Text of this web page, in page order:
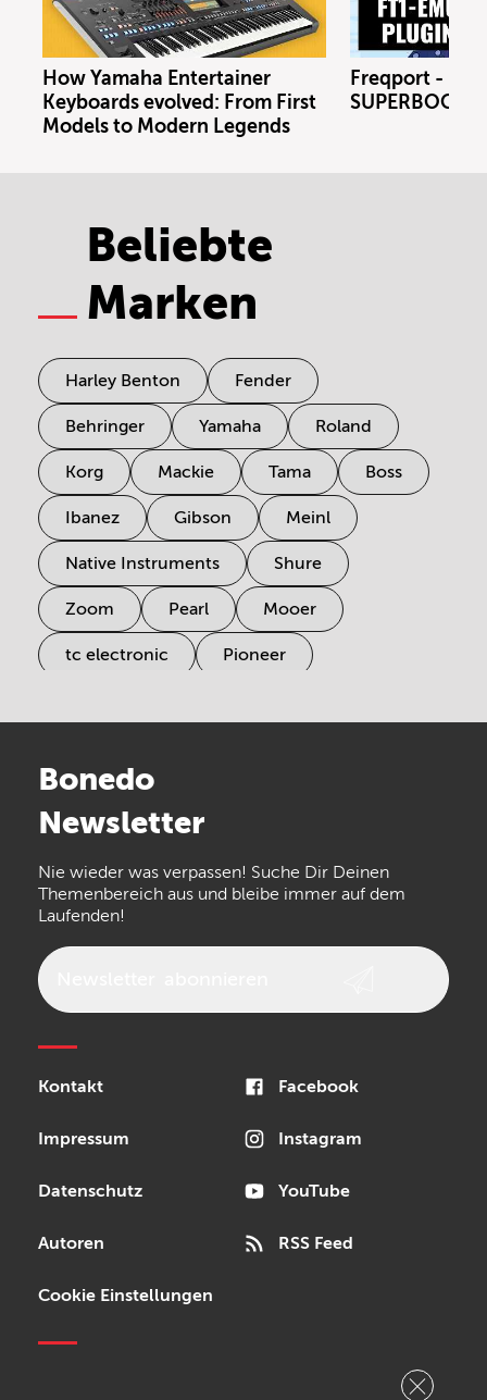
How Yamaha Entertainer
Keyboards evolved: From First
Models to Modern Legends
Freqport -
Beliebte
Marken
Harley Benton Fender
Behringer Yamaha Roland
Korg Mackie Tama Boss
Ibanez Gibson Meinl
Native Instruments Shure
Zoom Pearl Mooer
tc electronic Pioneer
Arturia
the t.bone
Walrus Audio Epiphone
Bonedo
Newsletter
Nie wieder was verpassen! Suche Dir Deinen
Themenbereich aus und bleibe immer auf dem
Laufenden!
Kontakt
Impressum
Datenschutz
Autoren
Cookie Einstellungen
Facebook
Instagram
YouTube
RSS Feed